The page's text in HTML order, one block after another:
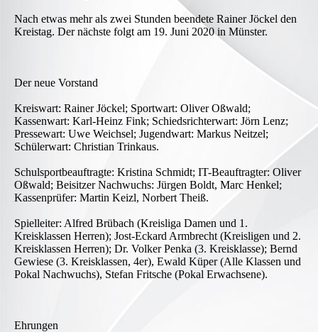
Nach etwas mehr als zwei Stunden beendete Rainer Jöckel den
Kreistag. Der nächste folgt am 19. Juni 2020 in Münster.
Der neue Vorstand
Kreiswart: Rainer Jöckel; Sportwart: Oliver Oßwald;
Kassenwart: Karl-Heinz Fink; Schiedsrichterwart: Jörn Lenz;
Pressewart: Uwe Weichsel; Jugendwart: Markus Neitzel;
Schülerwart: Christian Trinkaus.
Schulsportbeauftragte: Kristina Schmidt; IT-Beauftragter: Oliver
Oßwald; Beisitzer Nachwuchs: Jürgen Boldt, Marc Henkel;
Kassenprüfer: Martin Keizl, Norbert Theiß.
Spielleiter: Alfred Brübach (Kreisliga Damen und 1.
Kreisklassen Herren); Jost-Eckard Armbrecht (Kreisligen und 2.
Kreisklassen Herren); Dr. Volker Penka (3. Kreisklasse); Bernd
Gewiese (3. Kreisklassen, 4er), Ewald Küper (Alle Klassen und
Pokal Nachwuchs), Stefan Fritsche (Pokal Erwachsene).
Ehrungen